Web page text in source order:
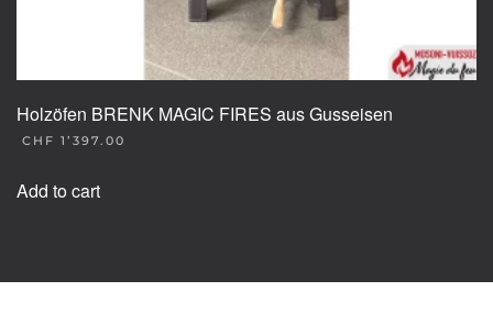
Holzöfen BRENK MAGIC FIRES aus Gusseisen
CHF 1’397.00
Add to cart